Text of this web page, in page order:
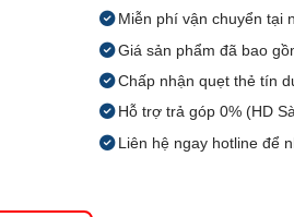
Miễn phí vận chuyển tại
Giá sản phẩm đã bao
Chấp nhận quẹt thẻ tín
Hỗ trợ trả góp 0% (HD
Liên hệ ngay hotline để